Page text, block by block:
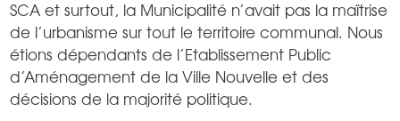
SCA et surtout, la Municipalité n’avait pas la maîtrise
de l’urbanisme sur tout le territoire communal. Nous
étions dépendants de l’Etablissement Public
d’Aménagement de la Ville Nouvelle et des
décisions de la majorité politique.